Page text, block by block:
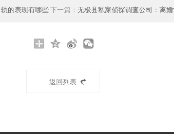
的表现有哪些下一篇：无极县私家侦探调查公司：离
返回列表